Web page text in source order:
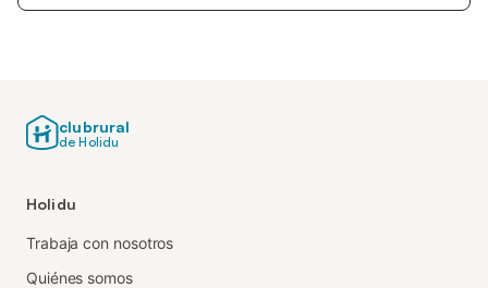
clubrural
de Holidu
Holidu
Trabaja con nosotros
Quiénes somos